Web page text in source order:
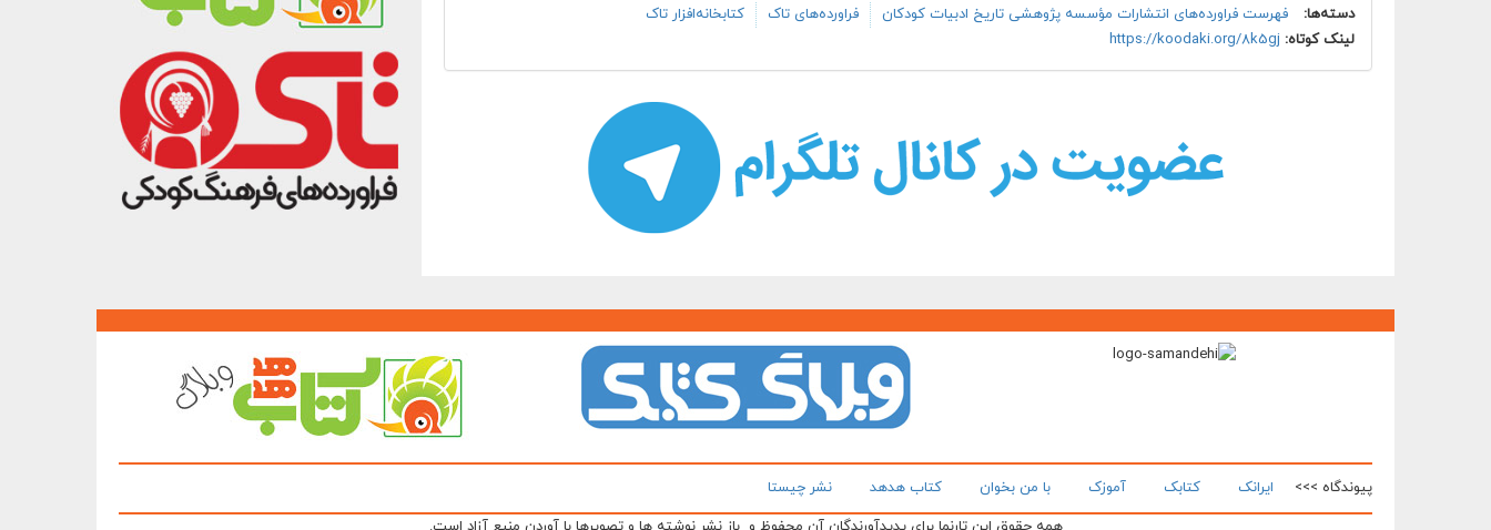
دسته‌ها:
فهرست فراورده‌های انتشارات مؤسسه پژوهشی تاریخ ادبیات کودکان فراورده‌های تاک
کتابخانه‌افزار تاک
لینک کوتاه: https://koodaki.org/8k5gj
پیوندگاه >>> ایرانک کتابک آموزک با من بخوان کتاب هدهد
نشر چیستا